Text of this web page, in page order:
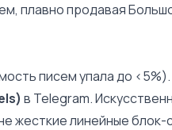
плавно продавая
писем упала до
в Telegram.
жесткие линейные блок-